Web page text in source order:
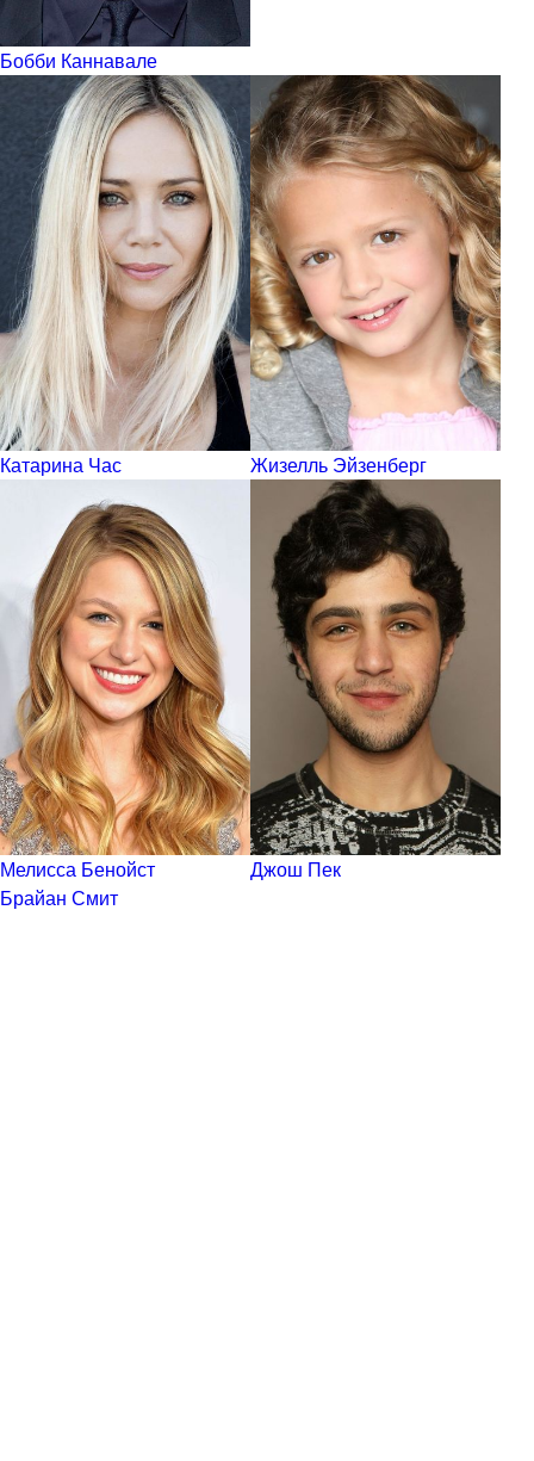
Бобби Каннавале
Катарина Час Жизелль Эйзенберг
Мелисса Бенойст
Джош Пек
Брайан Смит